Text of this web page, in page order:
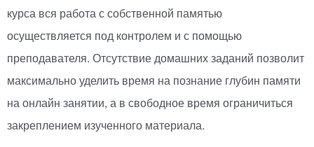
курса вся работа с собственной памятью
осуществляется под контролем и с помощью
преподавателя. Отсутствие домашних заданий позволит
максимально уделить время на познание глубин памяти
на онлайн занятии, а в свободное время ограничиться
закреплением изученного материала.